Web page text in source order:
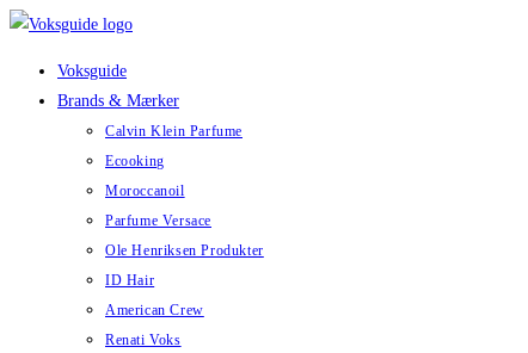
Skip
Voksguide
Brands & Mærker
Calvin Klein Parfume
Ecooking
Moroccanoil
Parfume Versace
Ole Henriksen Produkter
ID Hair
American Crew
Renati Voks